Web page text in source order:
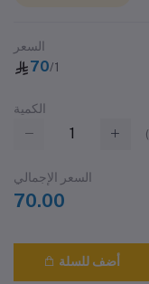
السعر
70/1
الكمية
(
السعر الإجمالي
70.00
أضف للسلة